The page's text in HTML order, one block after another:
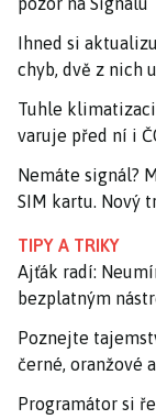
Ihned si
chyb, dvě z nich
Tuhle
varuje před ní i
Nemáte signál?
SIM kartu. Nový
TIPY A TRIKY
Ajťák radí:
bezplatným
Poznejte
černé, oranžové
Programátor si